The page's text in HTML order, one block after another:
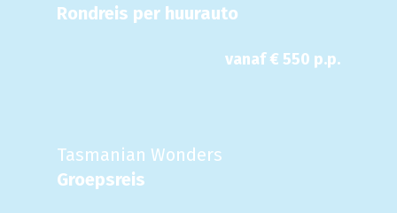
Rondreis per huurauto
vanaf € 550 p.p.
Tasmanian Wonders
Groepsreis